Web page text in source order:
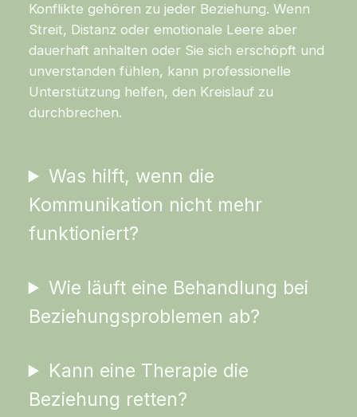
Konflikte gehören zu jeder Beziehung. Wenn
Streit, Distanz oder emotionale Leere aber
dauerhaft anhalten oder Sie sich erschöpft und
unverstanden fühlen, kann professionelle
Unterstützung helfen, den Kreislauf zu
durchbrechen.
Was hilft, wenn die
Kommunikation nicht mehr
funktioniert?
Wie läuft eine Behandlung bei
Beziehungsproblemen ab?
Kann eine Therapie die
Beziehung retten?